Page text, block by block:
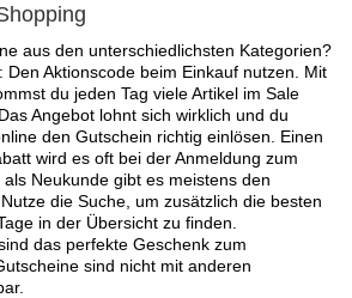
aus den unterschiedlichsten Kategorien?
Den Aktionscode beim Einkauf nutzen. Mit
du jeden Tag viele Artikel im Sale
Angebot lohnt sich wirklich und du
den Gutschein richtig einlösen. Einen
wird es oft bei der Anmeldung zum
Neukunde gibt es meistens den
die Suche, um zusätzlich die besten
in der Übersicht zu finden.
das perfekte Geschenk zum
sind nicht mit anderen